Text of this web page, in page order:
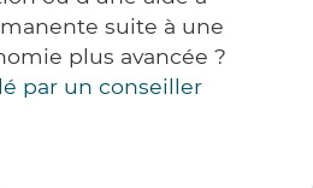
suite à une
plus avancée ?
par un conseiller